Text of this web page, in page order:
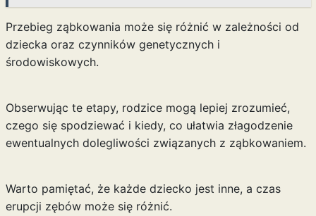
Przebieg ząbkowania może się różnić w zależności od
dziecka oraz czynników genetycznych i
środowiskowych.
Obserwując te etapy, rodzice mogą lepiej zrozumieć,
czego się spodziewać i kiedy, co ułatwia złagodzenie
ewentualnych dolegliwości związanych z ząbkowaniem.
Warto pamiętać, że każde dziecko jest inne, a czas
erupcji zębów może się różnić.